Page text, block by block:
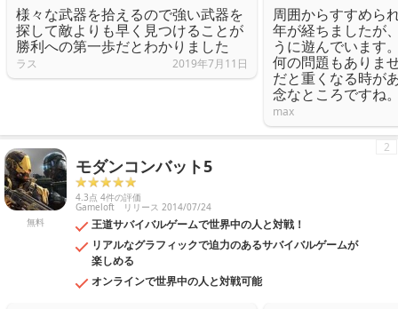
様々な武器を拾えるので強い武器を
探して敵よりも早く見つけることが
勝利への第一歩だとわかりました
ラス 2019年7月11日
周囲からすすめら
年が経ちましたが
うに遊んでいます
何の問題もありま
だと重くなる時が
念なところですね
max
無料
モダンコンバット5
4.3点 4件の評価
Gameloft リリース 2014/07/24
王道サバイバルゲームで世界中の人と対戦！
リアルなグラフィックで迫力のあるサバイバルゲームが
楽しめる
オンラインで世界中の人と対戦可能
2